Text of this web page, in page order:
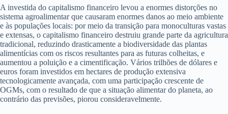
A investida do capitalismo financeiro levou a enormes distorções no
sistema agroalimentar que causaram enormes danos ao meio ambiente
e às populações locais: por meio da transição para monoculturas vastas
e extensas, o capitalismo financeiro destruiu grande parte da agricultura
tradicional, reduzindo drasticamente a biodiversidade das plantas
alimentícias com os riscos resultantes para as futuras colheitas, e
aumentou a poluição e a cimentificação. Vários trilhões de dólares e
euros foram investidos em hectares de produção extensiva
tecnologicamente avançada, com uma participação crescente de
OGMs, com o resultado de que a situação alimentar do planeta, ao
contrário das previsões, piorou consideravelmente.